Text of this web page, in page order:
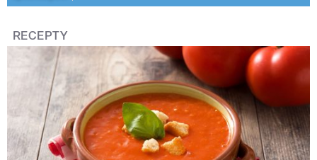
RECEPTY